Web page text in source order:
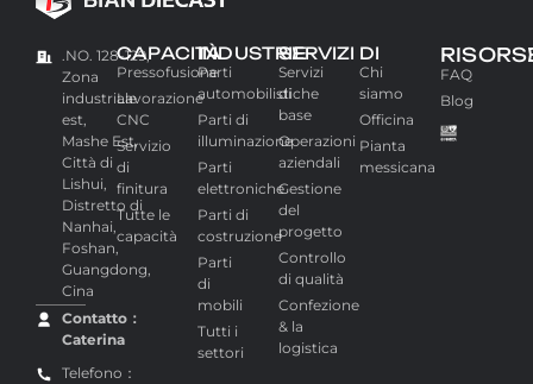
.NO. 128-129,
Zona
industriale
est,
Mashe Est,
Città di
Lishui,
Distretto di
Nanhai,
Foshan,
Guangdong,
Cina
Contatto：
Caterina
Telefono：
CAPACITÀ
Pressofusione
Lavorazione
CNC
Servizio
di
finitura
Tutte le
capacità
INDUSTRIE
Parti
automobilistiche
Parti di
illuminazione
Parti
elettroniche
Parti di
costruzione
Parti
di
mobili
Tutti i
settori
SERVIZI
Servizi
di
base
Operazioni
aziendali
Gestione
del
progetto
Controllo
di qualità
Confezione
& la
logistica
DI
Chi
siamo
Officina
Pianta
messicana
FAQ
Blog